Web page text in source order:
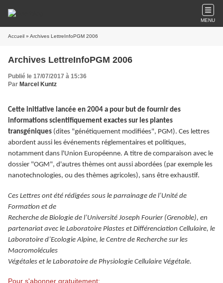
MENU
Accueil » Archives LettreInfoPGM 2006
Archives LettreInfoPGM 2006
Publié le 17/07/2017 à 15:36
Par Marcel Kuntz
Cette initiative lancée en 2004 a pour but de fournir des
informations scientifiquement exactes sur les plantes
transgéniques (dites "génétiquement modifiées", PGM). Ces lettres
abordent aussi les événements réglementaires et politiques,
notamment dans l'Union Européenne. A titre de comparaison avec le
dossier "OGM", d'autres thèmes ont aussi abordées (par exemple les
nanotechnologies, ou des thèmes agricoles), sans être exhaustif.
Ces Lettres ont été rédigées sous le parrainage de l’Unité de
Formation et de
Recherche de Biologie de l’Université Joseph Fourier (Grenoble), en
partenariat avec le Laboratoire Plastes et Différenciation Cellulaire, le
Laboratoire d’Ecologie Alpine, le Centre de Recherche sur les
Macromolécules
Végétales et le Laboratoire de Physiologie Cellulaire Végétale.
Pour s'abonner gratuitement: